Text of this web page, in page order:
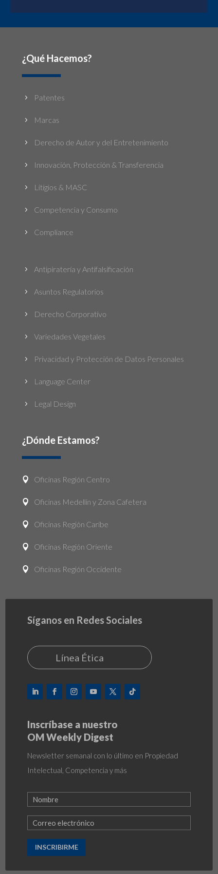
¿Qué Hacemos?
5 Patentes
5 Marcas
5 Derecho de Autor y del Entretenimiento
5 Innovación, Protección & Transferencia
5 Litigios & MASC
5 Competencia y Consumo
5 Compliance
5 Antipiratería y Antifalsificación
5 Asuntos Regulatorios
5 Derecho Corporativo
5 Variedades Vegetales
5 Privacidad y Protección de Datos Personales
5 Language Center
5 Legal Design
¿Dónde Estamos?
 Oficinas Región Centro
 Oficinas Medellín y Zona Cafetera
 Oficinas Región Caribe
 Oficinas Región Oriente
 Oficinas Región Occidente
Síganos en Redes Sociales
Línea Ética
Inscríbase a nuestro
OM Weekly Digest
Newsletter semanal con lo último en Propiedad
Intelectual, Competencia y más
INSCRIBIRME